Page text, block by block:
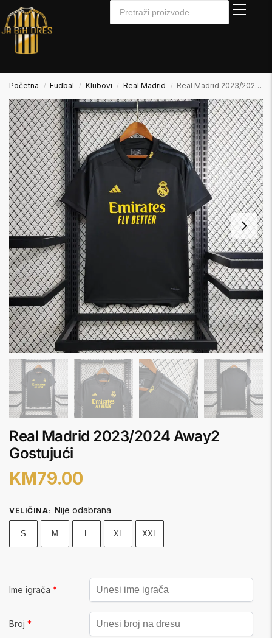
Početna / Fudbal / Klubovi / Real Madrid / Real Madrid 2023/2024 Away2 Gostujući
Real Madrid 2023/2024 Away2
Gostujući
KM79.00
VELIČINA: Nije odabrana
S M L XL XXL
Ime igrača *
Broj *